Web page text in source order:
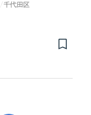
千代田区